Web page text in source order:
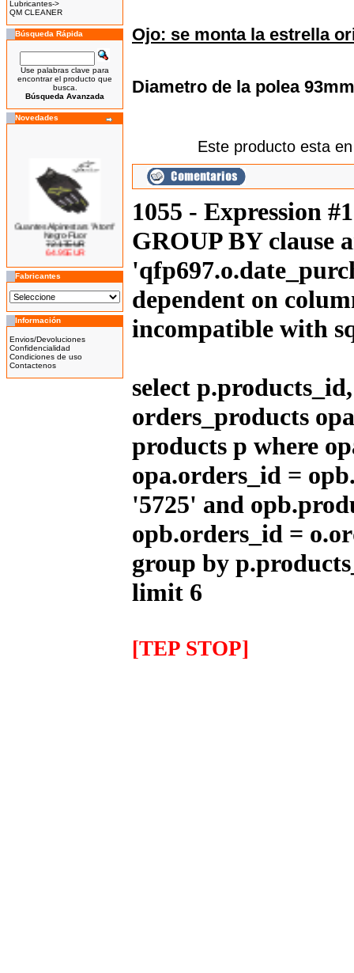
Lubricantes->
QM CLEANER
Búsqueda Rápida
Use palabras clave para
encontrar el producto que
busca.
Búsqueda Avanzada
Novedades
Guantes Alpinestars "Atom"
Negro-Fluor
72.17EUR
64.95EUR
---------
Bicicleta Eléctrica Niño 100w
14''
425.00EUR
---------
Fabricantes
Información
Envios/Devoluciones
Confidencialidad
Condiciones de uso
Contactenos
Ojo: se monta la estrella
Diametro de la polea
Este producto esta
1055 - Expression
GROUP BY clause
dependent on
incompatible with
select
orders_products
products p where
opa.orders_id =
'5725' and
opb.orders_id =
group by
limit 6
[TEP STOP]